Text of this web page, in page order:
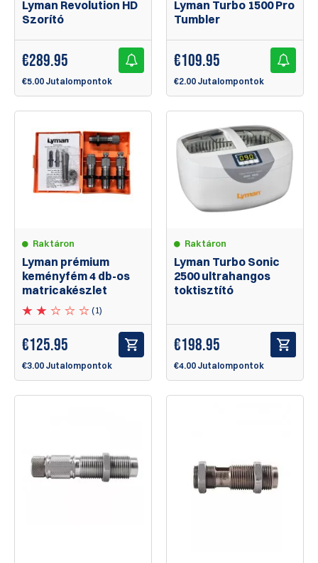
Lyman Revolution HD
Szorító
€289.95
€5.00 Jutalompontok
Lyman Turbo 1500 Pro
Tumbler
€109.95
€2.00 Jutalompontok
Raktáron
Lyman prémium
keményfém 4 db-os
matricakészlet
(1)
€125.95
€3.00 Jutalompontok
Raktáron
Lyman Turbo Sonic
2500 ultrahangos
toktisztító
€198.95
€4.00 Jutalompontok